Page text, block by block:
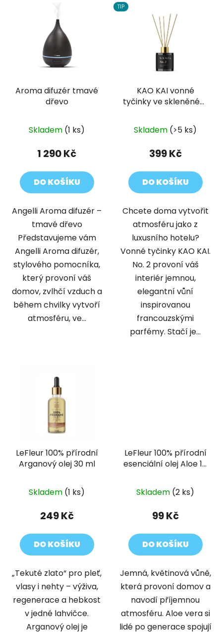
Aroma difuzér tmavé
dřevo
Skladem (1 ks)
1 290 Kč
DO KOŠÍKU
Angelli Aroma difuzér –
tmavé dřevo
Představujeme vám
Angelli Aroma difuzér,
stylového pomocníka,
který provoní váš
domov, zvlhčí vzduch a
během chvilky vytvoří
atmosféru, ve...
TIP
KAO KAI vonné
tyčinky ve skleněném
Skladem (>5 ks)
399 Kč
DO KOŠÍKU
Chcete doma vytvořit
atmosféru jako z
luxusního hotelu?
Vonné tyčinky KAO KAI.
No. 2 provoní váš
interiér jemnou,
elegantní vůní
inspirovanou
francouzskými
parfémy. Stačí je...
LeFleur 100% přírodní
Arganový olej 30 ml
Skladem (1 ks)
249 Kč
DO KOŠÍKU
„Tekuté zlato“ pro pleť,
vlasy i nehty – výživa,
regenerace a hebkost
v jedné lahvičce.
Arganový olej je
LeFleur 100% přírodní
esenciální olej Aloe 10
Skladem (2 ks)
99 Kč
DO KOŠÍKU
Jemná, květinová vůně,
která provoní domov a
navodí příjemnou
atmosféru. Aloe vera si
lidé po generace spojují